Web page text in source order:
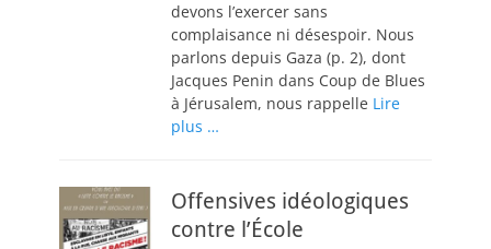
devons l’exercer sans
complaisance ni désespoir. Nous
parlons depuis Gaza (p. 2), dont
Jacques Penin dans Coup de Blues
à Jérusalem, nous rappelle Lire
plus …
Offensives idéologiques
contre l’École